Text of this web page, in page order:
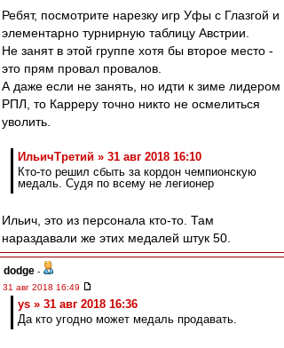
Ребят, посмотрите нарезку игр Уфы с Глазгой и
элементарно турнирную таблицу Австрии.
Не занят в этой группе хотя бы второе место -
это прям провал провалов.
А даже если не занять, но идти к зиме лидером
РПЛ, то Карреру точно никто не осмелиться
уволить.
ИльичТpeтий » 31 авг 2018 16:10
Кто-то решил сбыть за кордон чемпионскую
медаль. Судя по всему не легионер
Ильич, это из персонала кто-то. Там
нараздавали же этих медалей штук 50.
dodge -
31 авг 2018 16:49
ys » 31 авг 2018 16:36
Да кто угодно может медаль продавать.